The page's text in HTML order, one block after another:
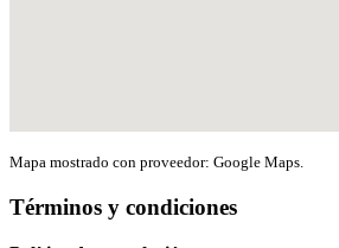
Mapa mostrado con proveedor: Google Maps.
Términos y condiciones